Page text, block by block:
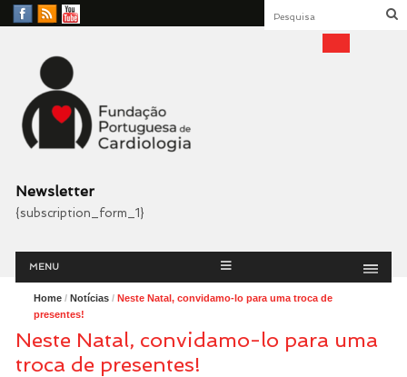
Facebook
RSS
YouTube
Fundação Portuguesa
Cardiologia
Newsletter
{subscription_form_1}
Menu
MENU
Home/ Notícias/ Neste Natal, convidamo-lo para uma troca de
presentes!
Neste Natal, convidamo-lo para uma
troca de presentes!